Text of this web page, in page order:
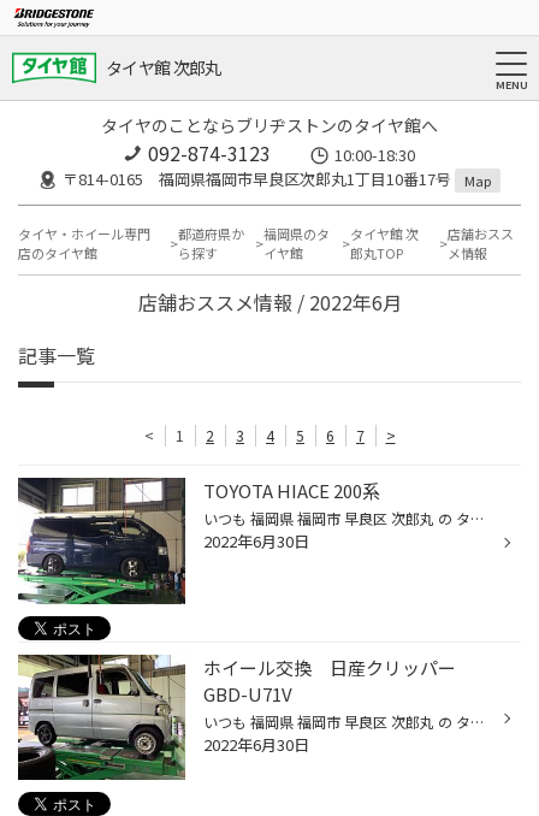
タイヤ館 次郎丸
タイヤのことならブリヂストンのタイヤ館へ
092-874-3123
10:00-18:30
〒814-0165 福岡県福岡市早良区次郎丸1丁目10番17号
Map
タイヤ・ホイール専門
店のタイヤ館
都道府県か
ら探す
福岡県のタ
イヤ館
タイヤ館 次
郎丸TOP
店舗おスス
メ情報
店舗おススメ情報 / 2022年6月
記事一覧
< 1 2 3 4 5 6 7 >
TOYOTA HIACE 200系
いつも 福岡県 福岡市 早良区 次郎丸 の タイヤ館 次郎丸店 のWebを御覧の皆様ありがとうございます♪ 今回は、トヨタの200系ハイエースです。 アライメント調整を行いました。 車高変更後はもちろんですが、経年劣化によりブッシュなどの変形などが原因で アライメント値も変化してきます。 定期的...
2022年6月30日
ホイール交換 日産クリッパー
GBD-U71V
いつも 福岡県 福岡市 早良区 次郎丸 の タイヤ館 次郎丸店 のWebを御覧の皆様ありがとうございます♪ 本日の作業紹介は、日産クリッパーGBD-U71Vのホイール交換になります♪ ホイールは、TOPRUN/VR5 12×4J INSET42です。今回交換する前のホイールが鉄ホイールだったので、見た目がかなり変わりました...
2022年6月30日